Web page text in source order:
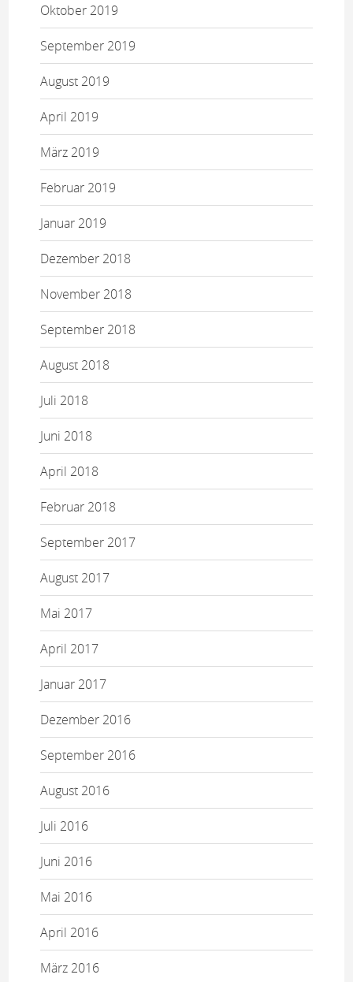
Oktober 2019
September 2019
August 2019
April 2019
März 2019
Februar 2019
Januar 2019
Dezember 2018
November 2018
September 2018
August 2018
Juli 2018
Juni 2018
April 2018
Februar 2018
September 2017
August 2017
Mai 2017
April 2017
Januar 2017
Dezember 2016
September 2016
August 2016
Juli 2016
Juni 2016
Mai 2016
April 2016
März 2016